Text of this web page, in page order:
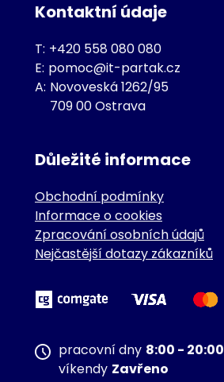
Kontaktní údaje
T: +420 558 080 080
E: pomoc@it-partak.cz
A: Novoveská 1262/95
709 00 Ostrava
Důležité informace
Obchodní podmínky
Informace o cookies
Zpracování osobních údajů
Nejčastější dotazy zákazníků
pracovní dny 8:00 - 20:00
víkendy Zavřeno